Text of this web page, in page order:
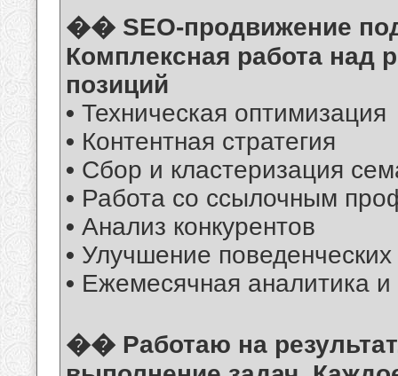
�� SEO-продвижение
Комплексная работа над
позиций
• Техническая оптимизация
• Контентная стратегия
• Сбор и кластеризация
• Работа со ссылочным
• Анализ конкурентов
• Улучшение
• Ежемесячная аналитика и
�� Работаю на